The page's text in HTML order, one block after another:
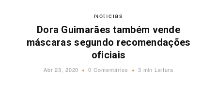
Notícias
Dora Guimarães também vende
máscaras segundo recomendações
oficiais
Abr 23, 2020 0 Comentários 3 min Leitura